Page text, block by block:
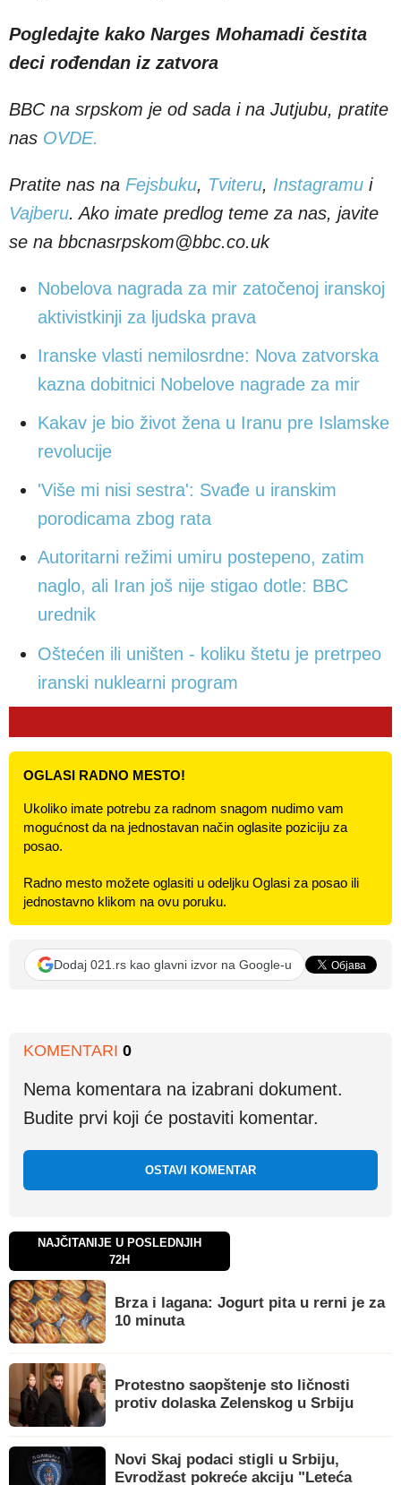
Pogledajte kako Narges Mohamadi čestita
deci rođendan iz zatvora
BBC na srpskom je od sada i na Jutjubu, pratite
nas OVDE.
Pratite nas na Fejsbuku, Tviteru, Instagramu i
Vajberu. Ako imate predlog teme za nas, javite
se na bbcnasrpskom@bbc.co.uk
Nobelova nagrada za mir zatočenoj iranskoj
aktivistkinji za ljudska prava
Iranske vlasti nemilosrdne: Nova zatvorska
kazna dobitnici Nobelove nagrade za mir
Kakav je bio život žena u Iranu pre Islamske
revolucije
'Više mi nisi sestra': Svađe u iranskim
porodicama zbog rata
Autoritarni režimi umiru postepeno, zatim
naglo, ali Iran još nije stigao dotle: BBC
urednik
Oštećen ili uništen - koliku štetu je pretrpeo
iranski nuklearni program
OGLASI RADNO MESTO!
Ukoliko imate potrebu za radnom snagom nudimo vam
mogućnost da na jednostavan način oglasite poziciju za
posao.
Radno mesto možete oglasiti u odeljku Oglasi za posao ili
jednostavno klikom na ovu poruku.
Dodaj 021.rs kao glavni izvor na Google-u
KOMENTARI 0
Nema komentara na izabrani dokument.
Budite prvi koji će postaviti komentar.
OSTAVI KOMENTAR
NAJČITANIJE U POSLEDNJIH
72H
Brza i lagana: Jogurt pita u rerni je za
10 minuta
Protestno saopštenje sto ličnosti
protiv dolaska Zelenskog u Srbiju
Novi Skaj podaci stigli u Srbiju,
Evrodžast pokreće akciju "Leteća